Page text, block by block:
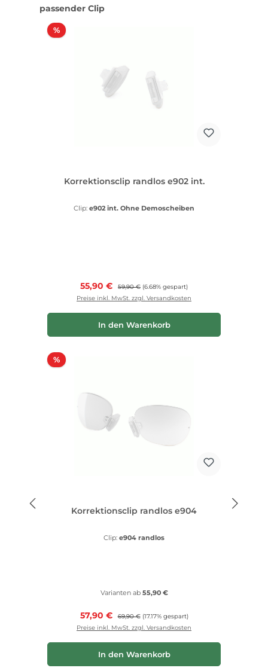
Produktgalerie überspringen
passender Clip
%Rabatt
Korrektionsclip randlos e902 int.
Clip: e902 int. Ohne Demoscheiben
Verkaufspreis:
55,90 € Regulärer Preis:
59,90 € (6.68% gespart)
Preise inkl. MwSt. zzgl. Versandkosten
In den Warenkorb
%Rabatt
Korrektionsclip randlos e904
Clip: e904 randlos
Varianten ab55,90 €
Verkaufspreis:
57,90 € Regulärer Preis:
69,90 € (17.17% gespart)
Preise inkl. MwSt. zzgl. Versandkosten
In den Warenkorb